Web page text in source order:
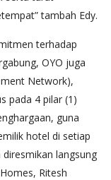
tambah Edy.
terhadap
OYO juga
Network),
pada 4 pilar (1)
guna
hotel di setiap
langsung
Ritesh